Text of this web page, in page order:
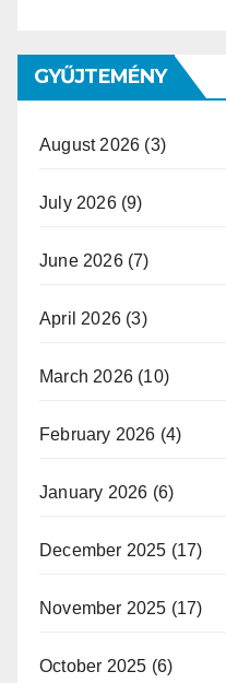
GYŰJTEMÉNY
August 2026 (3)
July 2026(9)
June 2026(7)
April 2026 (3)
March 2026 (10)
February 2026 (4)
January 2026 (6)
December 2025 (17)
November 2025 (17)
October 2025 (6)